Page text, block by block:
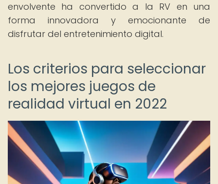
envolvente ha convertido a la RV en una
forma innovadora y emocionante de
disfrutar del entretenimiento digital.
Los criterios para seleccionar
los mejores juegos de
realidad virtual en 2022